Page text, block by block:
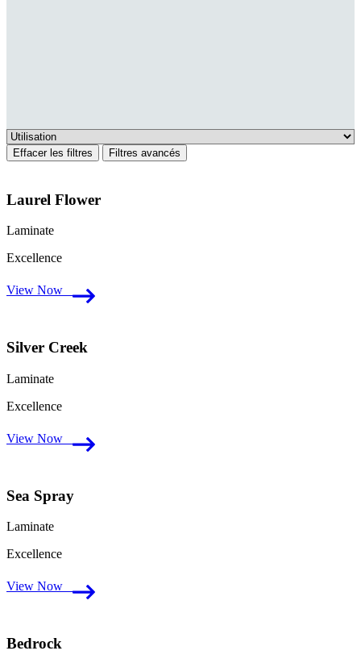
Effacer les filtres Filtres avancés
Laurel Flower
Laminate
Excellence
View Now
Silver Creek
Laminate
Excellence
View Now
Sea Spray
Laminate
Excellence
View Now
Bedrock